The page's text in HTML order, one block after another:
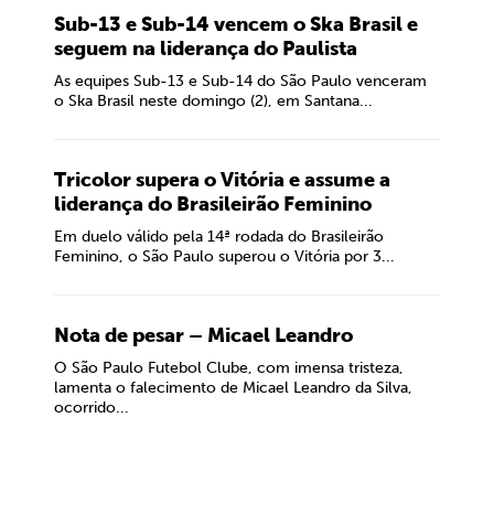
Sub-13 e Sub-14 vencem o Ska Brasil e
seguem na liderança do Paulista
As equipes Sub-13 e Sub-14 do São Paulo venceram
o Ska Brasil neste domingo (2), em Santana...
Tricolor supera o Vitória e assume a
liderança do Brasileirão Feminino
Em duelo válido pela 14ª rodada do Brasileirão
Feminino, o São Paulo superou o Vitória por 3...
Nota de pesar – Micael Leandro
O São Paulo Futebol Clube, com imensa tristeza,
lamenta o falecimento de Micael Leandro da Silva,
ocorrido...